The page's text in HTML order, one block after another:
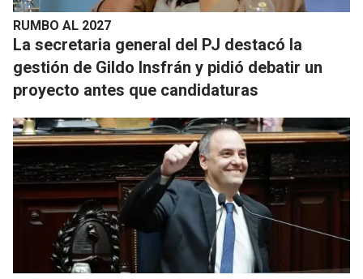
RUMBO AL 2027
La secretaria general del PJ destacó la
gestión de Gildo Insfrán y pidió debatir un
proyecto antes que candidaturas